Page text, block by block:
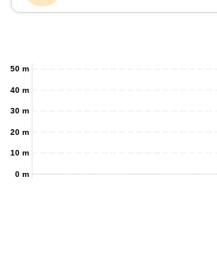
0 m
10 m
20 m
30 m
40 m
50 m